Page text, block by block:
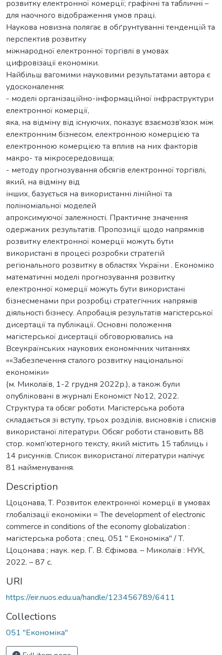
розвитку електронної комерції; графічні та табличні –
для наочного відображення умов праці.
Наукова новизна полягає в обґрунтуванні тенденцій та
перспектив розвитку
міжнародної електронної торгівлі в умовах
цифровізації економіки.
Найбільш вагомими науковими результатами автора є
удосконалення:
- моделі організаційно-інформаційної інфраструктури
електронної комерції,
яка, на відміну від існуючих, показує взаємозв’язок між
електронним бізнесом, електронною комерцією та
електронною комерцією та вплив на них факторів
макро- та мікросередовища;
- методу прогнозування обсягів електронної торгівлі,
який, на відміну від
інших, базується на використанні лінійної та
поліноміальної моделей
апроксимуючої залежності. Практичне значення
одержаних результатів. Пропозиції щодо напрямків
розвитку електронної комерції можуть бути
використані в процесі розробки стратегій
регіонального розвитку в областях України . Економіко
математичні моделі прогнозування розвитку
електронної комерції можуть бути використані
бізнесменами при розробці стратегічних напрямів
діяльності бізнесу. Апробація результатів магістерської
дисертації та публікації. Основні положення
магістерської дисертації обговорювались на
Всеукраїнських наукових економічних читаннях
««Забезпечення сталого розвитку національної
економіки»
(м. Миколаїв, 1-2 грудня 2022р.), а також були
опубліковані в журналі Економіст No12, 2022.
Структура та обсяг роботи. Магістерська робота
складається зі вступу, трьох розділів, висновків і списків
використаної літератури. Обсяг роботи становить 88
стор. комп’ютерного тексту, який містить 15 таблиць і
14 рисунків. Список використаної літератури налічує
81 найменування.
Description
Цоцонава, Т. Розвиток електронної комерції в умовах
глобалізації економіки = The development of electronic
commerce in conditions of the economy globalization :
магістерська робота ; спец. 051 '' Економіка'' / Т.
Цоцонава ; наук. кер. Г. В. Єфімова. – Миколаїв : НУК,
2022. – 87 с.
URI
https://eir.nuos.edu.ua/handle/123456789/6411
Collections
051 "Економіка"